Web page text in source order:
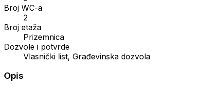
Broj WC-a
2
Broj etaža
Prizemnica
Dozvole i potvrde
Vlasnički list, Građevinska dozvola
Opis